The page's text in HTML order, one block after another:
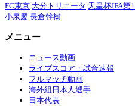
FC東京 大分トリニータ 天皇杯JFA第
小泉慶 長倉幹樹
メニュー
ニュース動画
ライブスコア・試合速報
フルマッチ動画
海外組日本人選手
日本代表